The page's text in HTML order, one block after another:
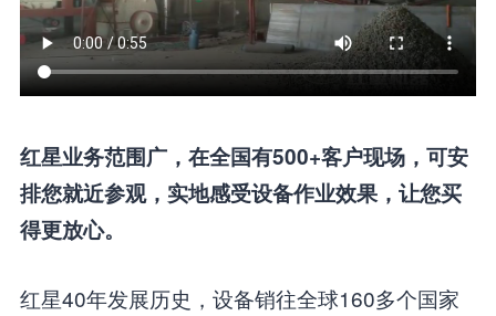
红星业务范围广，在全国有500+客户现场，可安
排您就近参观，实地感受设备作业效果，让您买
得更放心。
红星40年发展历史，设备销往全球160多个国家